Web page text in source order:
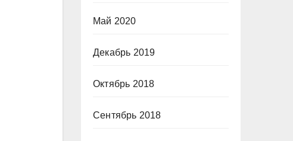
Май 2020
Декабрь 2019
Октябрь 2018
Сентябрь 2018